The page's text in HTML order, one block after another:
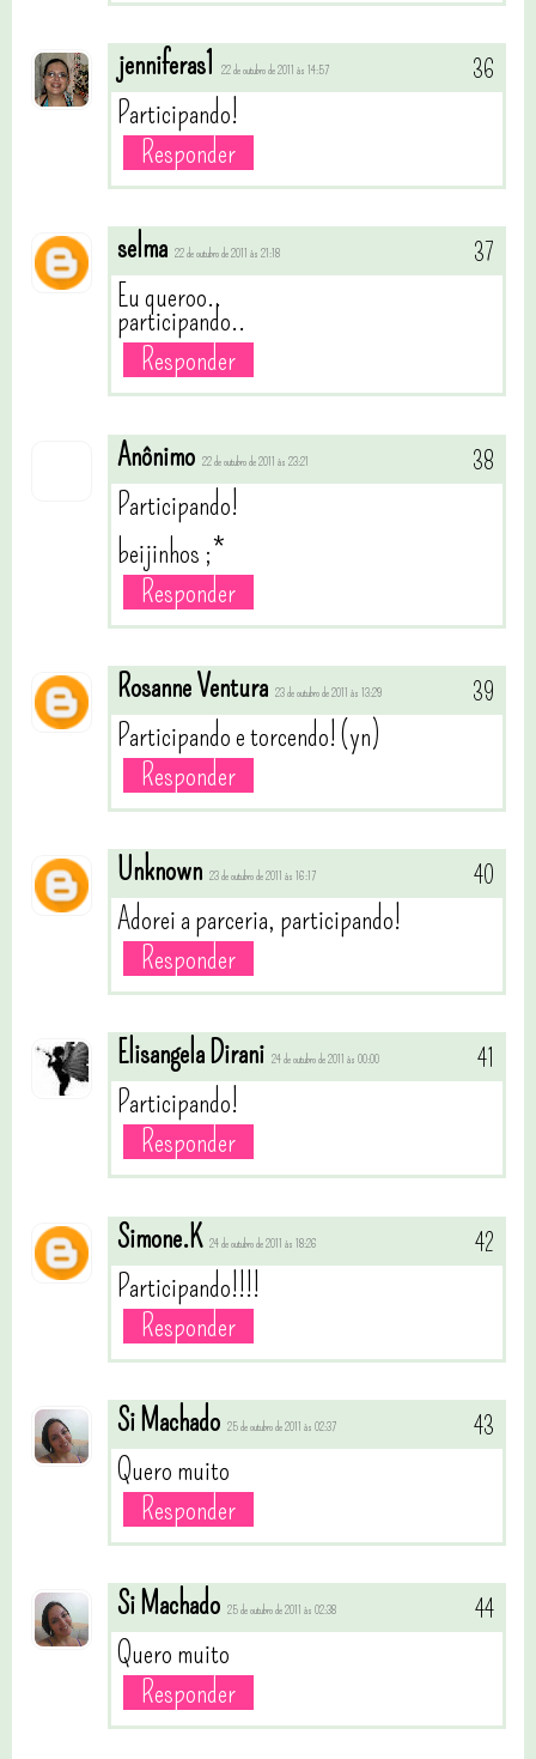
jenniferas1 22 de outubro de 2011 às 14:57
Participando!
Responder
selma 22 de outubro de 2011 às 21:18
Eu queroo..
participando..
Responder
Anônimo 22 de outubro de 2011 às 23:21
Participando!
beijinhos ;*
Responder
Rosanne Ventura 23 de outubro de 2011 às 13:29
Participando e torcendo! (yn)
Responder
Unknown 23 de outubro de 2011 às 16:17
Adorei a parceria, participando!
Responder
Elisangela Dirani 24 de outubro de 2011 às 00:00
Participando!
Responder
Simone.K 24 de outubro de 2011 às 18:26
Participando!!!!
Responder
Si Machado 25 de outubro de 2011 às 02:37
Quero muito
Responder
Si Machado 25 de outubro de 2011 às 02:38
Quero muito
Responder